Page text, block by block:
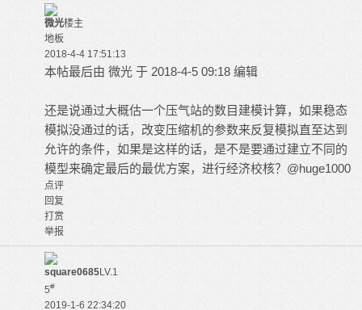
微光楼主
地板
2018-4-4 17:51:13
本帖最后由 微光 于 2018-4-5 09:18 编辑
还是说通过大概估一个压气站的数目建模计算，如果稳态
模拟没通过的话，改变压缩机的参数来反复模拟直至达到
允许的条件，如果是这样的话，是不是要通过建立不同的
模型来确定最后的最优方案，进行经济校核？@huge1000
点评
回复
打赏
举报
square0685LV.1
5#
2019-1-6 22:34:20